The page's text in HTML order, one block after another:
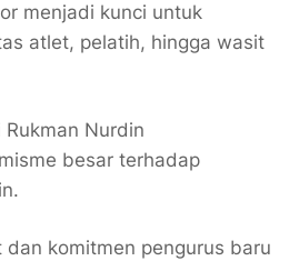
menjadi kunci untuk
atlet, pelatih, hingga wasit
Nurdin
besar terhadap
dan komitmen pengurus baru